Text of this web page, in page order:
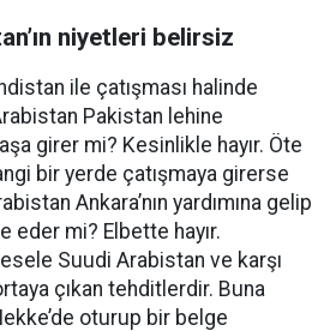
niyetleri belirsiz
ile çatışması halinde
Pakistan lehine
girer mi? Kesinlikle hayır. Öte
bir yerde çatışmaya girerse
Ankara’nın yardımına gelip
eder mi? Elbette hayır.
Suudi Arabistan ve karşı
çıkan tehditlerdir. Buna
oturup bir belge